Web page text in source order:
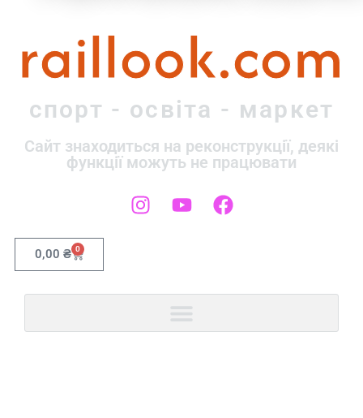
raillook.com
спорт - освіта - маркет
Сайт знаходиться на реконструкції, деякі
функції можуть не працювати
0,00 ₴ 0